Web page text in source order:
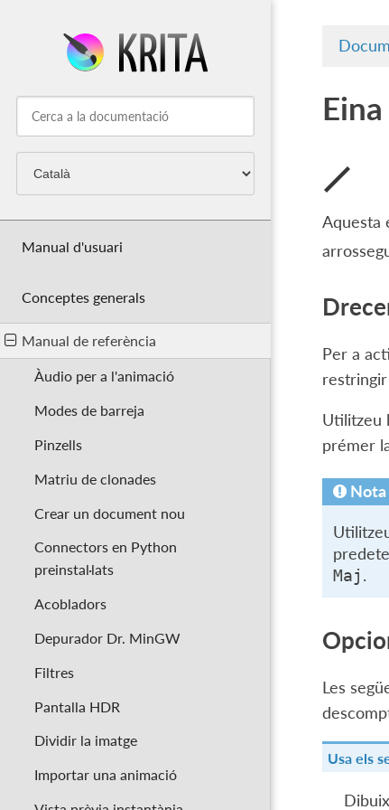
Manual d'usuari
Conceptes generals
Manual de referència
Àudio per a l'animació
Modes de barreja
Pinzells
Matriu de clonades
Crear un document nou
Connectors en Python
preinstal·lats
Acobladors
Depurador Dr. MinGW
Filtres
Pantalla HDR
Dividir la imatge
Importar una animació
Aquesta
Per a
Utilitzeu
prémer
Nota
Maj .
Les
Usa els